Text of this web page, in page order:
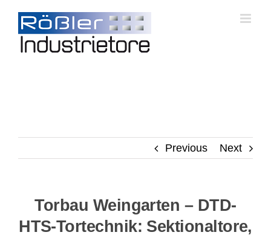
content
Previous Next
Torbau Weingarten – DTD-
HTS-Tortechnik: Sektionaltore,